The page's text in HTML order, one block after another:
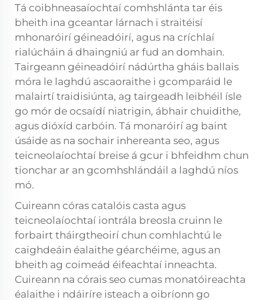
Tá coibhneasaíochtaí comhshlánta tar éis
bheith ina gceantar lárnach i straitéisí
mhonaróirí géineadóirí, agus na críchlaí
rialúcháin á dhaingniú ar fud an domhain.
Tairgeann géineadóirí nádúrtha gháis ballais
móra le laghdú ascaoraithe i gcomparáid le
malairtí traidisiúnta, ag tairgeadh leibhéil ísle
go mór de ocsaídí niatrigin, ábhair chuidithe,
agus dióxíd carbóin. Tá monaróirí ag baint
úsáide as na sochair inhereanta seo, agus
teicneolaíochtaí breise á gcur i bhfeidhm chun
tionchar ar an gcomhshlándáil a laghdú níos
mó.
Cuireann córas catalóis casta agus
teicneolaíochtaí iontrála breosla cruinn le
forbairt tháirgtheoirí chun comhlachtú le
caighdeáin éalaithe géarchéime, agus an
bheith ag coimeád éifeachtaí inneachta.
Cuireann na córais seo cumas monatóireachta
éalaithe i ndáiríre isteach a oibríonn go